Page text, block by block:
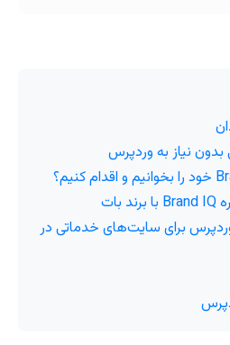
نیاز به وردپرس
برای سایت‌های خدماتی در